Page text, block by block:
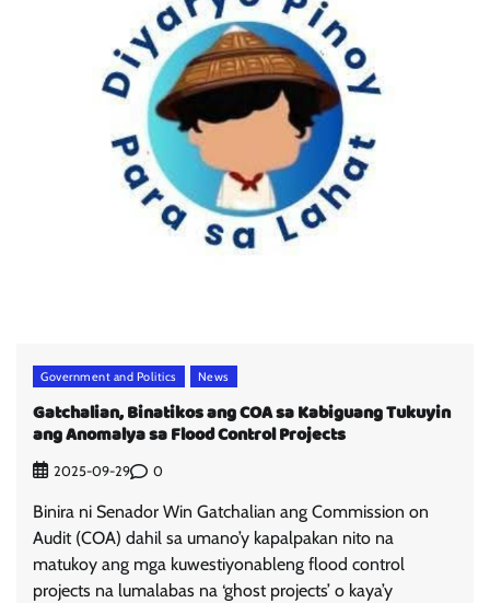
Government and Politics News
Gatchalian, Binatikos ang COA sa Kabiguang Tukuyin
ang Anomalya sa Flood Control Projects
2025-09-29 0
Binira ni Senador Win Gatchalian ang Commission on
Audit (COA) dahil sa umano’y kapalpakan nito na
matukoy ang mga kuwestiyonableng flood control
projects na lumalabas na ‘ghost projects’ o kaya’y